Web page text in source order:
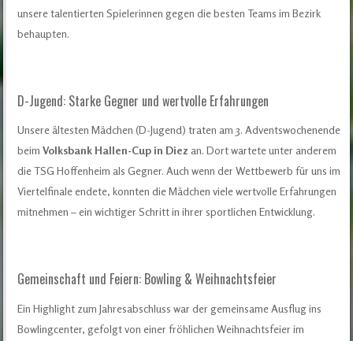
unsere talentierten Spielerinnen gegen die besten Teams im Bezirk
behaupten.
D-Jugend: Starke Gegner und wertvolle Erfahrungen
Unsere ältesten Mädchen (D-Jugend) traten am 3. Adventswochenende
beimVolksbank Hallen-Cup in Diez an. Dort wartete unter anderem
die TSG Hoffenheim als Gegner. Auch wenn der Wettbewerb für uns im
Viertelfinale endete, konnten die Mädchen viele wertvolle Erfahrungen
mitnehmen – ein wichtiger Schritt in ihrer sportlichen Entwicklung.
Gemeinschaft und Feiern: Bowling & Weihnachtsfeier
Ein Highlight zum Jahresabschluss war der gemeinsame Ausflug ins
Bowlingcenter, gefolgt von einer fröhlichen Weihnachtsfeier im